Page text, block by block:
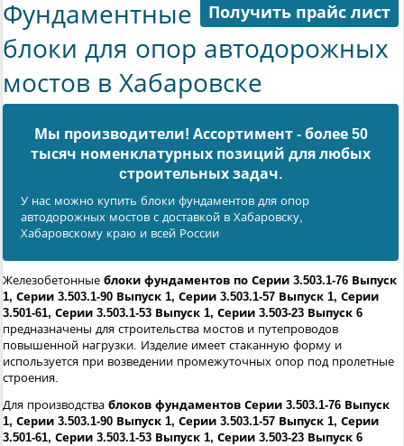
Получить прайс лист
Фундаментные
блоки для опор автодорожных
мостов в Хабаровске
Мы производители! Ассортимент - более 50
тысяч номенклатурных позиций для любых
cтроительных задач.
У нас можно купить блоки фундаментов для опор
автодорожных мостов с доставкой в Хабаровску,
Хабаровскому краю и всей России
Железобетонные блоки фундаментов по Серии 3.503.1-76 Выпуск
1, Серии 3.503.1-90 Выпуск 1, Серии 3.503.1-57 Выпуск 1, Серии
3.501-61, Серии 3.503.1-53 Выпуск 1, Серии 3.503-23 Выпуск 6
предназначены для строительства мостов и путепроводов
повышенной нагрузки. Изделие имеет стаканную форму и
используется при возведении промежуточных опор под пролетные
строения.
Для производства блоков фундаментов Серии 3.503.1-76 Выпуск
1, Серии 3.503.1-90 Выпуск 1, Серии 3.503.1-57 Выпуск 1, Серии
3.501-61, Серии 3.503.1-53 Выпуск 1, Серии 3.503-23 Выпуск 6